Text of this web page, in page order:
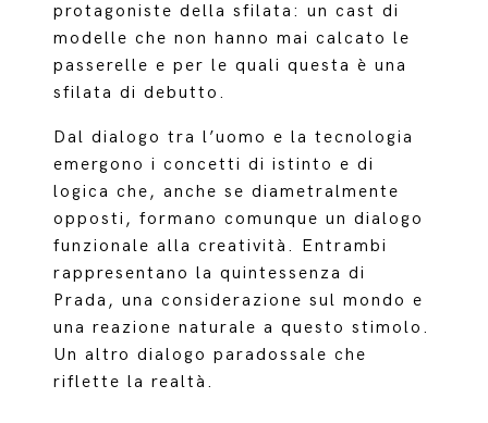
protagoniste della sfilata: un cast di
modelle che non hanno mai calcato le
passerelle e per le quali questa è una
sfilata di debutto.
Dal dialogo tra l’uomo e la tecnologia
emergono i concetti di istinto e di
logica che, anche se diametralmente
opposti, formano comunque un dialogo
funzionale alla creatività. Entrambi
rappresentano la quintessenza di
Prada, una considerazione sul mondo e
una reazione naturale a questo stimolo.
Un altro dialogo paradossale che
riflette la realtà.